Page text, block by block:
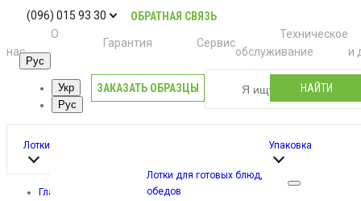
(096) 015 93 30
ОБРАТНАЯ СВЯЗЬ
О
нас
Гарантия Сервис
Техническое
обслуживание
и
Рус
Укр
Рус
ЗАКАЗАТЬ ОБРАЗЦЫ НАЙТИ
Лотки
Лотки для готовых блюд,
обедов
Упаковка
Главная